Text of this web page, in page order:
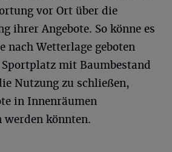
vor Ort über die
ihrer Angebote. So könne es
nach Wetterlage geboten
mit Baumbestand
Nutzung zu schließen,
in Innenräumen
könnten.